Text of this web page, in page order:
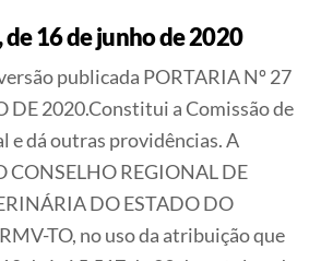
de 16 de junho de 2020
publicada PORTARIA Nº 27
DE 2020.Constitui a Comissão de
e dá outras providências. A
CONSELHO REGIONAL DE
DO ESTADO DO
TO, no uso da atribuição que